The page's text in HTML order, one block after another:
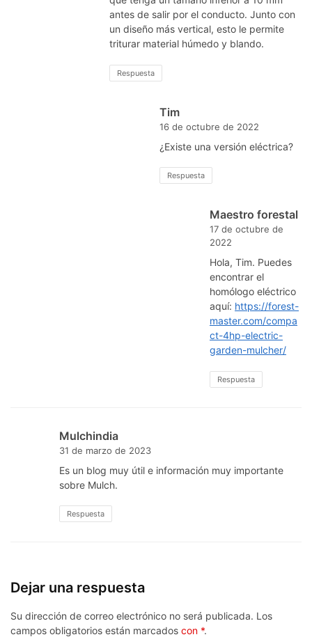
antes de salir por el conducto. Junto con
un diseño más vertical, esto le permite
triturar material húmedo y blando.
Respuesta
Tim
16 de octubre de 2022
¿Existe una versión eléctrica?
Respuesta
Maestro forestal
17 de octubre de
2022
Hola, Tim. Puedes
encontrar el
homólogo eléctrico
aquí: https://forest-
master.com/compa
ct-4hp-electric-
garden-mulcher/
Respuesta
Mulchindia
31 de marzo de 2023
Es un blog muy útil e información muy importante
sobre Mulch.
Respuesta
Dejar una respuesta
Su dirección de correo electrónico no será publicada. Los
campos obligatorios están marcados con *.